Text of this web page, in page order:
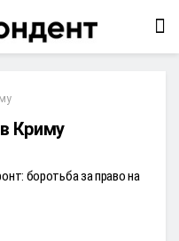
Криму
боротьба за право на